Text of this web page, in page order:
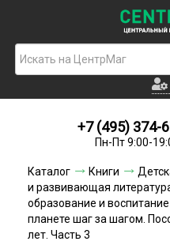
+7 (495) 374-
Пн-Пт 9:00-
Каталог Книги
и развивающая
образование и воспитание
планете шаг за шагом.
лет. Часть 3